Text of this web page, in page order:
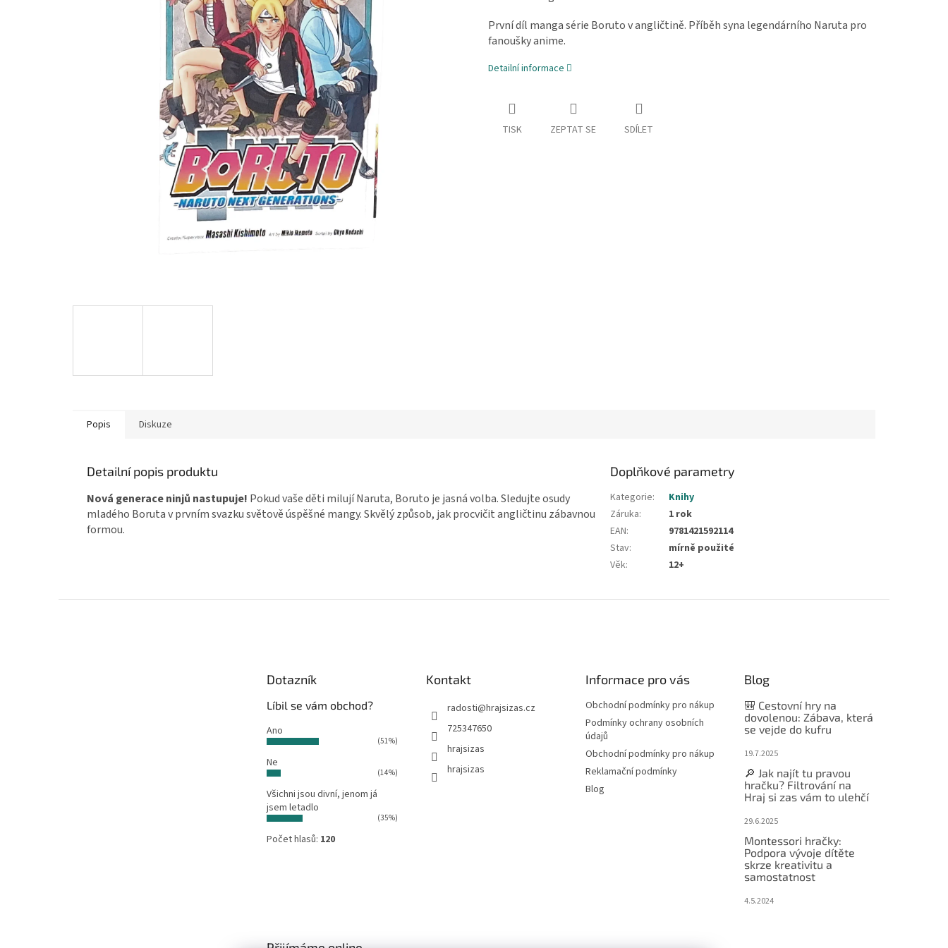
První díl manga série Boruto v angličtině. Příběh syna legendárního Naruta pro
fanoušky anime.
Detailní informace
TISK ZEPTAT SE SDÍLET
Popis Diskuze
Detailní popis produktu
Nová generace ninjů nastupuje! Pokud vaše děti milují Naruta, Boruto je jasná volba. Sledujte osudy
mladého Boruta v prvním svazku světově úspěšné mangy. Skvělý způsob, jak procvičit angličtinu zábavnou
formou.
Doplňkové parametry
Kategorie:
Knihy
Záruka:
1 rok
EAN:
9781421592114
Stav:
mírně použité
Věk: 12+
Dotazník
Líbil se vám obchod?
Ano
(51%)
Ne
(14%)
Všichni jsou divní, jenom já
jsem letadlo
(35%)
Počet hlasů: 120
Kontakt
radosti@hrajsizas.cz
725347650
hrajsizas
hrajsizas
Informace pro vás
Obchodní podmínky pro nákup
Podmínky ochrany osobních
údajů
Obchodní podmínky pro nákup
Reklamační podmínky
Blog
Blog
🎒 Cestovní hry na
dovolenou: Zábava, která
se vejde do kufru
19.7.2025
🔎 Jak najít tu pravou
hračku? Filtrování na
Hraj si zas vám to ulehčí
29.6.2025
Montessori hračky:
Podpora vývoje dítěte
skrze kreativitu a
samostatnost
4.5.2024